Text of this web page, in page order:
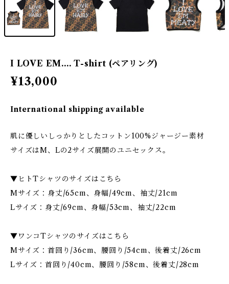
I LOVE EM.... T-shirt (ペアリング)
¥13,000
International shipping available
肌に優しいしっかりとしたコットン100%ジャージー素材
サイズはM、Lの2サイズ展開のユニセックス。
▼ヒトTシャツのサイズはこちら
Mサイズ：身丈/65cm、身幅/49cm、袖丈/21cm
Lサイズ：身丈/69cm、身幅/53cm、袖丈/22cm
▼ワンコTシャツのサイズはこちら
Mサイズ：首回り/36cm、腰回り/54cm、後着丈/26cm
Lサイズ：首回り/40cm、腰回り/58cm、後着丈/28cm